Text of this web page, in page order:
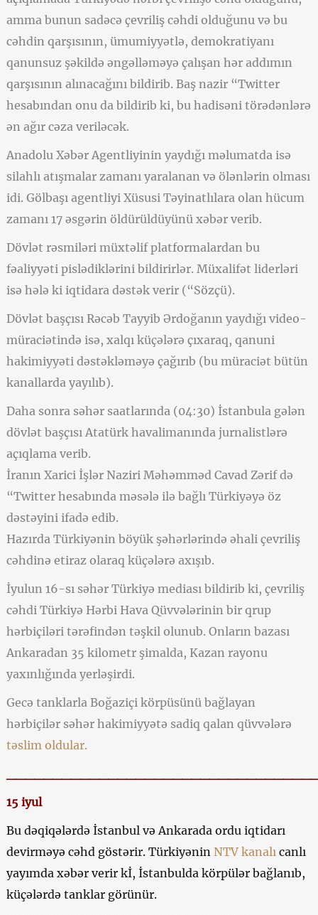
amma bunun sadəcə çevriliş cəhdi olduğunu və bu
cəhdin qarşısının, ümumiyyətlə, demokratiyanı
qanunsuz şəkildə əngəlləməyə çalışan hər addımın
qarşısının alınacağını bildirib. Baş nazir “Twitter
hesabından onu da bildirib ki, bu hadisəni törədənlərə
ən ağır cəza veriləcək.
Anadolu Xəbər Agentliyinin yaydığı məlumatda isə
silahlı atışmalar zamanı yaralanan və ölənlərin olması
idi. Gölbaşı agentliyi Xüsusi Təyinatlılara olan hücum
zamanı 17 əsgərin öldürüldüyünü xəbər verib.
Dövlət rəsmiləri müxtəlif platformalardan bu
fəaliyyəti pislədiklərini bildirirlər. Müxalifət liderləri
isə hələ ki iqtidara dəstək verir (“Sözçü).
Dövlət başçısı Rəcəb Tayyib Ərdoğanın yaydığı video-
müraciətində isə, xalqı küçələrə çıxaraq, qanuni
hakimiyyəti dəstəkləməyə çağırıb (bu müraciət bütün
kanallarda yayılıb).
Daha sonra səhər saatlarında (04:30) İstanbula gələn
dövlət başçısı Atatürk havalimanında jurnalistlərə
açıqlama verib.
İranın Xarici İşlər Naziri Məhəmməd Cavad Zərif də
“Twitter hesabında məsələ ilə bağlı Türkiyəyə öz
dəstəyini ifadə edib.
Hazırda Türkiyənin böyük şəhərlərində əhali çevriliş
cəhdinə etiraz olaraq küçələrə axışıb.
İyulun 16-sı səhər Türkiyə mediası bildirib ki, çevriliş
cəhdi Türkiyə Hərbi Hava Qüvvələrinin bir qrup
hərbiçiləri tərəfindən təşkil olunub. Onların bazası
Ankaradan 35 kilometr şimalda, Kazan rayonu
yaxınlığında yerləşirdi.
Gecə tanklarla Boğaziçi körpüsünü bağlayan
hərbiçilər səhər hakimiyyətə sadiq qalan qüvvələrə
təslim oldular.
15 iyul
Bu dəqiqələrdə İstanbul və Ankarada ordu iqtidarı
devirməyə cəhd göstərir. Türkiyənin NTV kanalıcanlı
yayımda xəbər verir kİ, İstanbulda körpülər bağlanıb,
küçələrdə tanklar görünür.